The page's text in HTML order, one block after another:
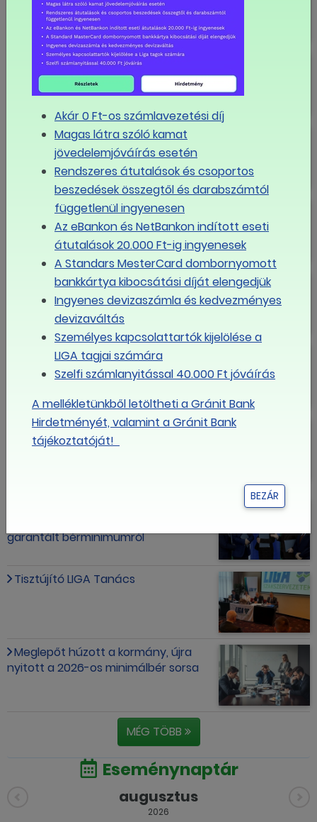
az átlagfizetés Magyarországon?
Nagyon fogynak a magyar
munkavállalók, kérdés, ez mennyire
látszik
Boldog Új Évet!
Boldog karácsonyt!
"A minimálbér referenciapont"
A szakszervezetek és a Fővárosi
Önkormányzat megállapodott a
Liga Szakszervezetek a
bérmegállapodásról: ebben a
garantált bérminimumról
Tisztújító LIGA Tanács
Meglepőt húzott a kormány, újra
nyitott a 2026-os minimálbér sorsa
MÉG TÖBB
Eseménynaptár
augusztus
2026
Akár 0 Ft-os számlavezetési díj
Magas látra szóló kamat
jövedelemjóváírás esetén
Rendszeres átutalások és csoportos
beszedések összegtől és darabszámtól
függetlenül ingyenesen
Az eBankon és NetBankon indított eseti
átutalások 20.000 Ft-ig ingyenesek
A Standars MesterCard dombornyomott
bankkártya kibocsátási díját elengedjük
Ingyenes devizaszámla és kedvezményes
devizaváltás
Személyes kapcsolattartók kijelölése a
LIGA tagjai számára
Szelfi számlanyitással 40.000 Ft jóváírás
A mellékletünkből letöltheti a Gránit Bank
Hirdetményét, valamint a Gránit Bank
tájékoztatóját!
BEZÁR